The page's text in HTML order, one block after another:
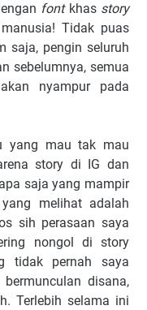
fontkhas story
Tidak puas
saja, pengin seluruh
sebelumnya, semua
nyampur pada
yang mau tak mau
story di IG dan
saja yang mampir
melihat adalah
sih perasaan saya
nongol di story
tidak pernah saya
disana,
Terlebih selama ini